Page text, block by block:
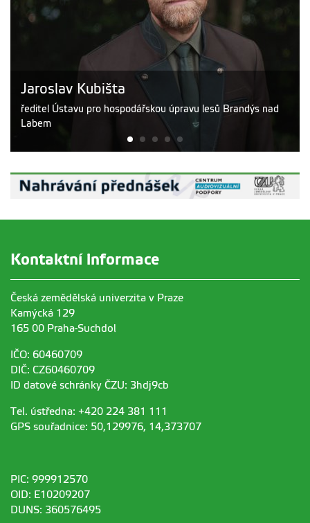
Erich Václav
spisovatel
Kontaktní informace
Česká zemědělská univerzita v Praze
Kamýcká 129
165 00 Praha-Suchdol
IČO: 60460709
DIČ: CZ60460709
ID datové schránky ČZU: 3hdj9cb
Tel. ústředna: +420 224 381 111
GPS souřadnice: 50,129976, 14,373707
PIC: 999912570
OID: E10209207
DUNS: 360576495